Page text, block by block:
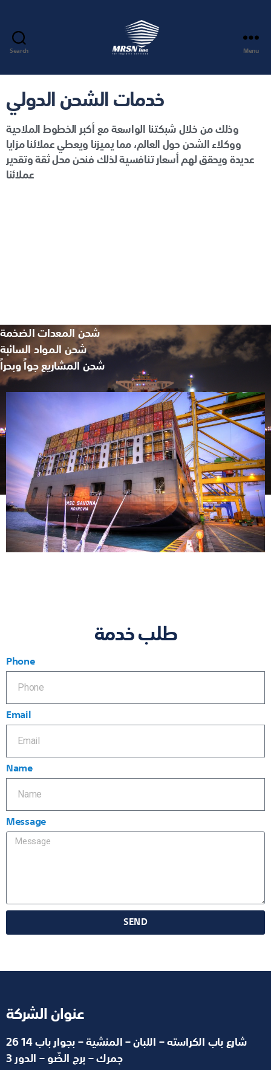
Search Menu
خدمات الشحن الدولي
وذلك من خلال شبكتنا الواسعة مع أكبر الخطوط الملاحية
ووكلاء الشحن حول العالم، مما يميزنا ويعطي عملائنا مزايا
عديدة ويحقق لهم أسعار تنافسية لذلك فنحن محل ثقة وتقدير
عملائنا
شحن المعدات الضخمة
شحن المواد السائبة
شحن المشاريع جواً وبحراً
طلب خدمة
Phone
Email
Name
Message
SEND
عنوان الشركة
26 شارع باب الكراسته – اللبان – المنشية – بجوار باب 14
جمرك – برج الضّو – الدور 3